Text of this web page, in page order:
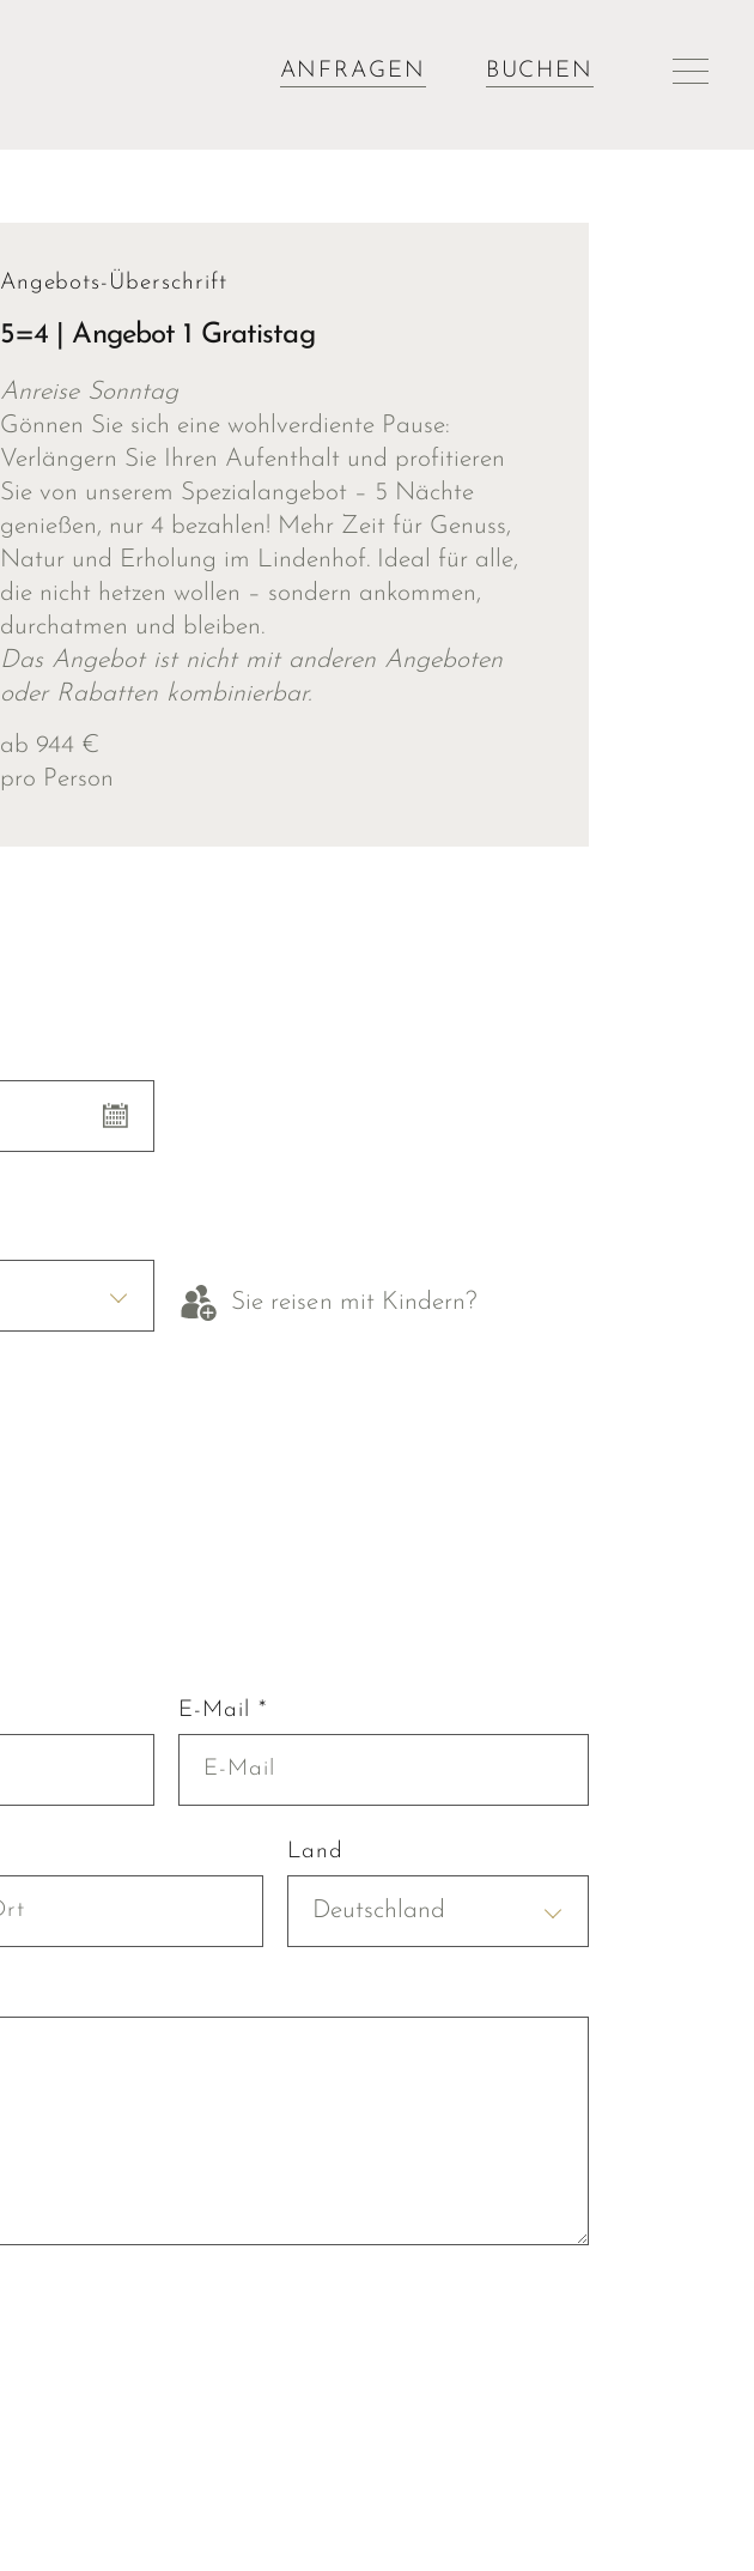
ANFRAGEN BUCHEN
Angebots-Überschrift
5=4 | Angebot 1 Gratistag
Anreise Sonntag
Gönnen Sie sich eine wohlverdiente Pause:
Verlängern Sie Ihren Aufenthalt und profitieren
Sie von unserem Spezialangebot – 5 Nächte
genießen, nur 4 bezahlen! Mehr Zeit für Genuss,
Natur und Erholung im Lindenhof. Ideal für alle,
die nicht hetzen wollen – sondern ankommen,
durchatmen und bleiben.
Das Angebot ist nicht mit anderen Angeboten
oder Rabatten kombinierbar.
ab 944 €
pro Person
Sie reisen mit Kindern?
E-Mail *
Land
Deutschland